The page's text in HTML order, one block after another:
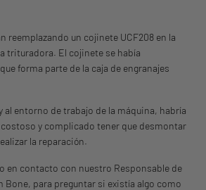
reemplazando un cojinete UCF208 en la
trituradora. El cojinete se había
forma parte de la caja de engranajes
al entorno de trabajo de la máquina, habría
y complicado tener que desmontar
la reparación.
en contacto con nuestro Responsable de
Bone, para preguntar si existía algo como